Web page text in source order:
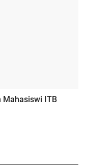
Mahasiswi ITB